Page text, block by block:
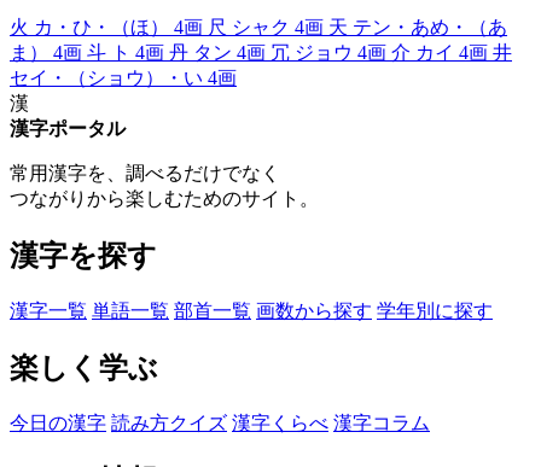
火 カ・ひ・（ほ） 4画 尺 シャク 4画 天 テン・あめ・（あ
ま）
4画 斗 ト 4画 丹 タン 4画 冗 ジョウ 4画 介 カイ 4画 井
セイ・（ショウ）・い 4画
漢
漢字ポータル
常用漢字を、調べるだけでなく
つながりから楽しむためのサイト。
漢字を探す
漢字一覧 単語一覧 部首一覧 画数から探す 学年別に探す
楽しく学ぶ
今日の漢字 読み方クイズ 漢字くらべ 漢字コラム